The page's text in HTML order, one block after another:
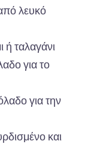
λευκό
ταλαγάνι
για το
για την
και